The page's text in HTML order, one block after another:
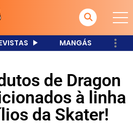
MANGÁS
de Dragon
à linha
da Skater!